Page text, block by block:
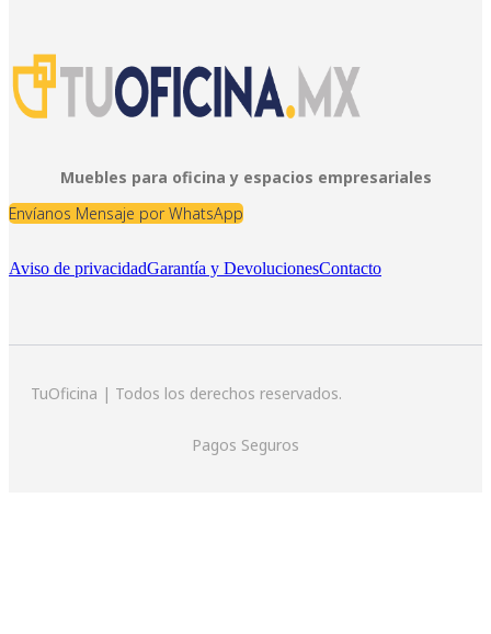
Muebles para oficina y espacios empresariales
Envíanos Mensaje por WhatsApp
Aviso de privacidadGarantía y DevolucionesContacto
TuOficina | Todos los derechos reservados.
Pagos Seguros